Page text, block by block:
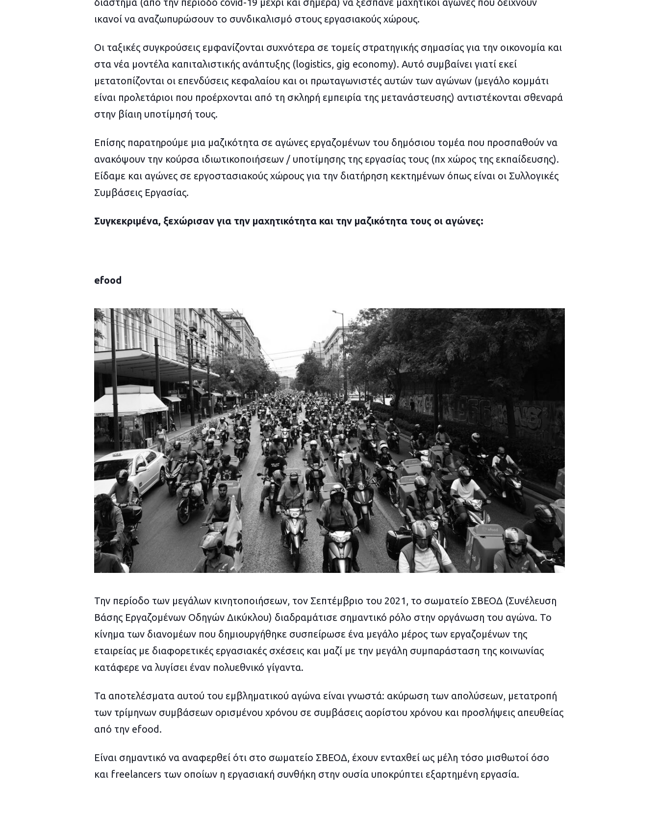
5
ικανοί να αναζωπυρώσουν το συνδικαλισμό στους εργασιακούς χώρους.
Οι ταξικές συγκρούσεις εμφανίζονται συχνότερα σε τομείς στρατηγικής σημασίας για την οικονομία και
στα νέα μοντέλα καπιταλιστικής ανάπτυξης (logistics, gig economy). Αυτό συμβαίνει γιατί εκεί
μετατοπίζονται οι επενδύσεις κεφαλαίου και οι πρωταγωνιστές αυτών των αγώνων (μεγάλο κομμάτι
είναι προλετάριοι που προέρχονται από τη σκληρή εμπειρία της μετανάστευσης) αντιστέκονται σθεναρά
στην βίαιη υποτίμησή τους.
Επίσης παρατηρούμε μια μαζικότητα σε αγώνες εργαζομένων του δημόσιου τομέα που προσπαθούν να
ανακόψουν την κούρσα ιδιωτικοποιήσεων / υποτίμησης της εργασίας τους (πχ χώρος της εκπαίδευσης).
Είδαμε και αγώνες σε εργοστασιακούς χώρους για την διατήρηση κεκτημένων όπως είναι οι Συλλογικές
Συμβάσεις Εργασίας.
Συγκεκριμένα, ξεχώρισαν για την μαχητικότητα και την μαζικότητα τους οι αγώνες:
efood
Την περίοδο των μεγάλων κινητοποιήσεων, τον Σεπτέμβριο του 2021, το σωματείο ΣΒΕΟΔ (Συνέλευση
Βάσης Εργαζομένων Οδηγών Δικύκλου) διαδραμάτισε σημαντικό ρόλο στην οργάνωση του αγώνα. Το
κίνημα των διανομέων που δημιουργήθηκε συσπείρωσε ένα μεγάλο μέρος των εργαζομένων της
εταιρείας με διαφορετικές εργασιακές σχέσεις και μαζί με την μεγάλη συμπαράσταση της κοινωνίας
κατάφερε να λυγίσει έναν πολυεθνικό γίγαντα.
Τα αποτελέσματα αυτού του εμβληματικού αγώνα είναι γνωστά: ακύρωση των απολύσεων, μετατροπή
των τρίμηνων συμβάσεων ορισμένου χρόνου σε συμβάσεις αορίστου χρόνου και προσλήψεις απευθείας
από την efood.
Είναι σημαντικό να αναφερθεί ότι στο σωματείο ΣΒΕΟΔ, έχουν ενταχθεί ως μέλη τόσο μισθωτοί όσο
και freelancers των οποίων η εργασιακή συνθήκη στην ουσία υποκρύπτει εξαρτημένη εργασία.